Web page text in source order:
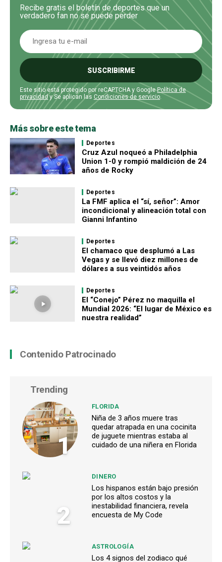
Recibe gratis el boletín de deportes que un
verdadero fan no se puede perder
SUSCRIBIRME
Este sitio está protegido por reCAPTCHA y GooglePolítica de
privacidady Se aplican las Condiciones de servicio.
Más sobre este tema
Deportes
Cruz Azul noqueó a Philadelphia
Union 1-0 y rompió maldición de 24
años de Rocky
Deportes
La FMF aplica el “sí, señor”: Amor
incondicional y alineación total con
Gianni Infantino
Deportes
El chamaco que desplumó a Las
Vegas y se llevó diez millones de
dólares a sus veintidós años
Deportes
El “Conejo” Pérez no maquilla el
Mundial 2026: “El lugar de México es
nuestra realidad”
Contenido Patrocinado
Trending
1
FLORIDA
Niña de 3 años muere tras
quedar atrapada en una cocinita
de juguete mientras estaba al
cuidado de una niñera en Florida
2
DINERO
Los hispanos están bajo presión
por los altos costos y la
inestabilidad financiera, revela
encuesta de My Code
ASTROLOGÍA
Los 4 signos del zodiaco qué